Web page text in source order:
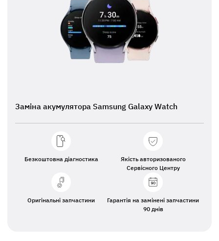
Заміна акумулятора Samsung Galaxy Watch
Безкоштовна діагностика
Якість авторизованого
Сервісного Центру
Оригінальні запчастини
Гарантія на замінені запчастини
90 днів